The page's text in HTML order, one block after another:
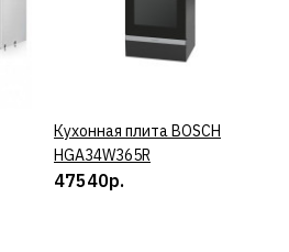
КУПИТЬ
Кухонная плита BOSCH
HGA34W365R
47540р.